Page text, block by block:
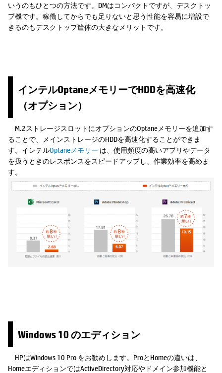
いうのもひとつの方法です。DMはコンパクトですが、デスクトッ
プ機です。稼働してからでも足りないと思う性能を容易に増設で
きるのもデスクトップ筐体の大きなメリットです。
インテルOptaneメモリーでHDDを高速化
（オプション）
M.2ストレージスロットにオプションのOptaneメモリーを追加す
ることで、メインストレージのHDDを高速化することができま
す。インテルOptaneメモリー は、使用頻度の高いアプリやデータ
を扱うときのレスポンスをスピードアップし、作業効率を高めま
す。
Windows 10 のエディション
HPはWindows 10 Pro をお勧めします。ProとHomeの違いは、
HomeエディションではActiveDirectory対応やドメイン参加機能と